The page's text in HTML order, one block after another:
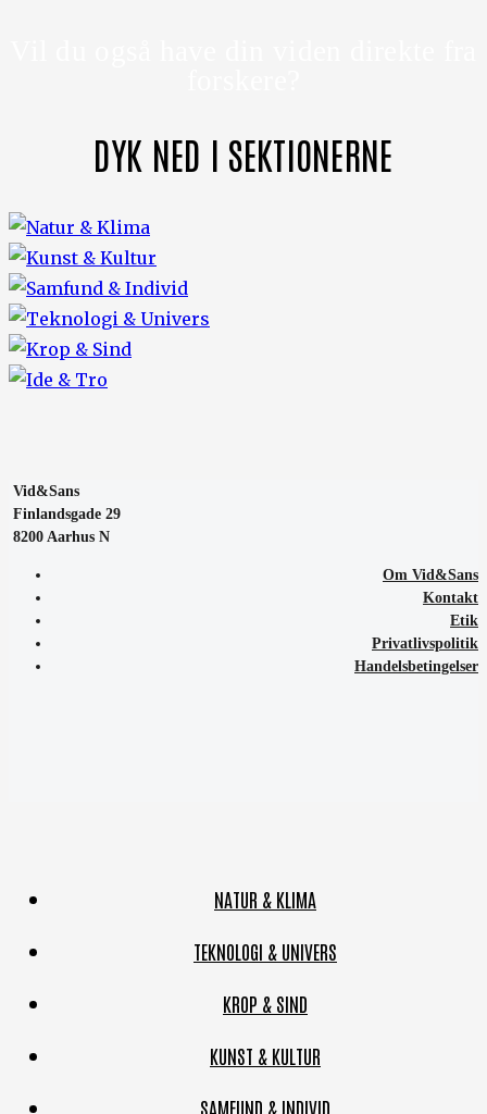
DYK NED I SEKTIONERNE
Vid&Sans
Finlandsgade 29
8200 Aarhus N
Om Vid&Sans
Kontakt
Etik
Privatlivspolitik
Handelsbetingelser
NATUR & KLIMA
TEKNOLOGI & UNIVERS
KROP & SIND
KUNST & KULTUR
SAMFUND & INDIVID